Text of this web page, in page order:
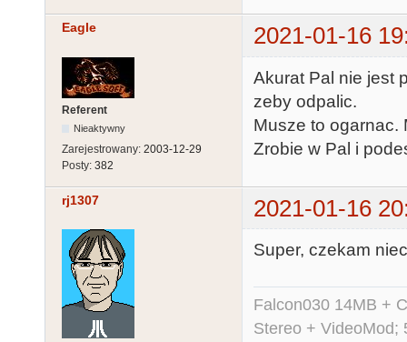
Eagle 2021-01-16
Referent
Nieaktywny
Zarejestrowany: 2003-12-29
Posty: 382
Akurat Pal nie jest
zeby odpalic.
Musze to ogarnac.
Zrobie w Pal i
rj1307 2021-01-16
Super, czekam
Falcon030 14MB +
Stereo + VideoMod;